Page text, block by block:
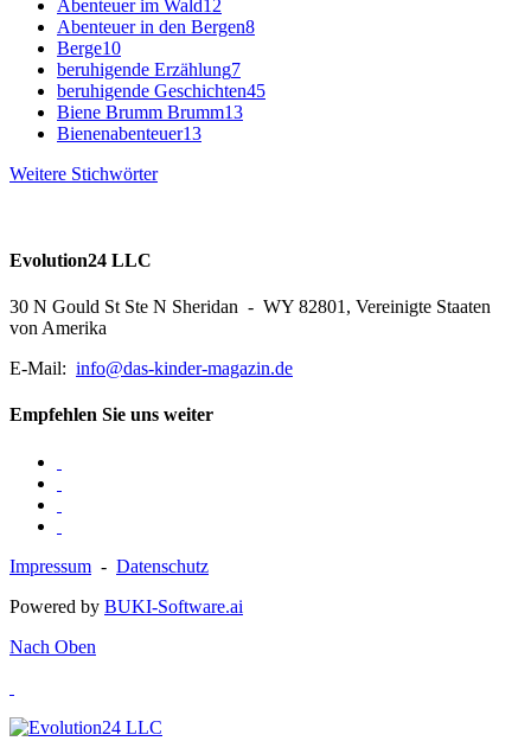
Abenteuer im Wald12
Abenteuer in den Bergen8
Berge10
beruhigende Erzählung7
beruhigende Geschichten45
Biene Brumm Brumm13
Bienenabenteuer13
Weitere Stichwörter
Evolution24 LLC
30 N Gould St Ste N Sheridan - WY 82801, Vereinigte Staaten
von Amerika
E-Mail: info@das-kinder-magazin.de
Empfehlen Sie uns weiter
Impressum - Datenschutz
Powered by BUKI-Software.ai
Nach Oben